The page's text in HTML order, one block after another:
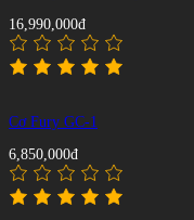
16,990,000đ
Cơ Fury GC-1
6,850,000đ